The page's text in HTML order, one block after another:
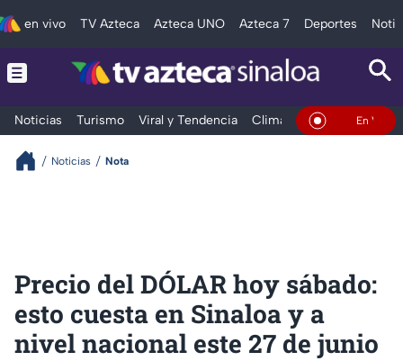
en vivo TV Azteca Azteca UNO Azteca 7 Deportes
Noticias Turismo Viral y Tendencia Clima Deportes En Vivo
Noticias Nota
Precio del DÓLAR hoy sábado:
esto cuesta en Sinaloa y a
nivel nacional este 27 de junio